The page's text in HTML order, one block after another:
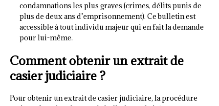
condamnations les plus graves (crimes, délits punis de
plus de deux ans d’emprisonnement). Ce bulletin est
accessible à tout individu majeur qui en fait la demande
pour lui-même.
Comment obtenir un extrait de
casier judiciaire ?
Pour obtenir un extrait de casier judiciaire, la procédure